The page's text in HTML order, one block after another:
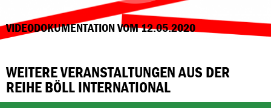
VIDEODOKUMENTATION VOM 12.05.2020
WEITERE VERANSTALTUNGEN AUS DER
REIHE BÖLL INTERNATIONAL